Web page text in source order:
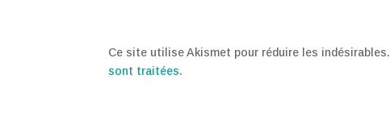
Ce site utilise Akismet pour réduire les indésirables.
sont traitées.